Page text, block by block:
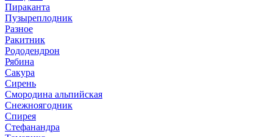
Пираканта
Пузыреплодник
Разное
Ракитник
Рододендрон
Рябина
Сакура
Сирень
Смородина альпийская
Снежноягодник
Спирея
Стефанандра